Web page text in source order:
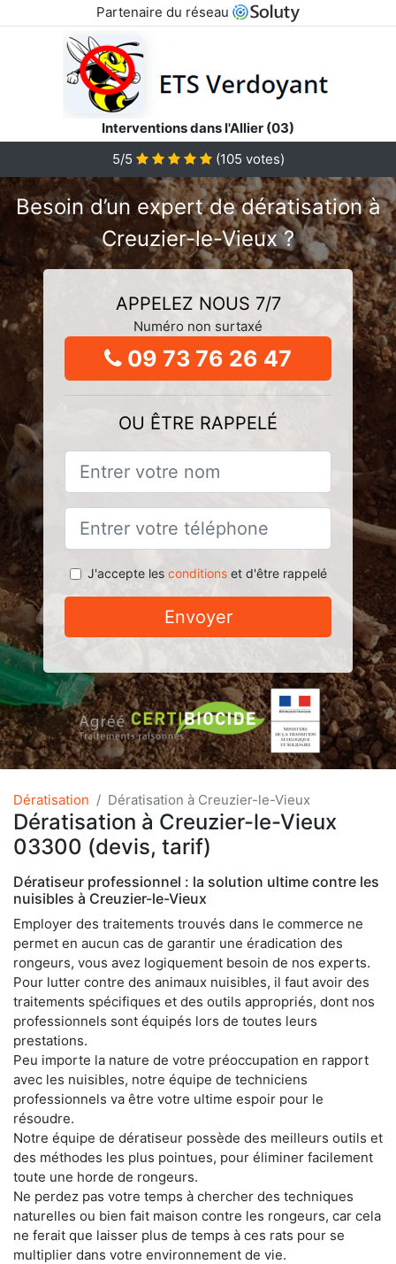
Partenaire du réseau
Interventions dans l'Allier (03)
5/5
(105 votes)
Besoin d’un expert de dératisation à
Creuzier-le-Vieux ?
APPELEZ NOUS 7/7
Numéro non surtaxé
09 73 76 26 47
OU ÊTRE RAPPELÉ
J'accepte les conditionset d'être rappelé
Envoyer
Dératisation Dératisation à Creuzier-le-Vieux
Dératisation à Creuzier-le-Vieux
03300 (devis, tarif)
Dératiseur professionnel : la solution ultime contre les
nuisibles à Creuzier-le-Vieux
Employer des traitements trouvés dans le commerce ne
permet en aucun cas de garantir une éradication des
rongeurs, vous avez logiquement besoin de nos experts.
Pour lutter contre des animaux nuisibles, il faut avoir des
traitements spécifiques et des outils appropriés, dont nos
professionnels sont équipés lors de toutes leurs
prestations.
Peu importe la nature de votre préoccupation en rapport
avec les nuisibles, notre équipe de techniciens
professionnels va être votre ultime espoir pour le
résoudre.
Notre équipe de dératiseur possède des meilleurs outils et
des méthodes les plus pointues, pour éliminer facilement
toute une horde de rongeurs.
Ne perdez pas votre temps à chercher des techniques
naturelles ou bien fait maison contre les rongeurs, car cela
ne ferait que laisser plus de temps à ces rats pour se
multiplier dans votre environnement de vie.